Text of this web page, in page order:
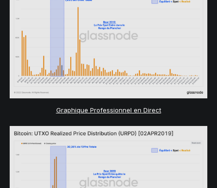
Graphique Professionnel en Direct